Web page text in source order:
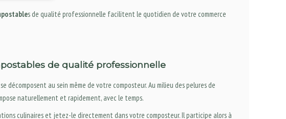
s de qualité professionnelle facilitent le quotidien de votre commerce
de qualité professionnelle
décomposent au sein même de votre composteur. Au milieu des pelures de
naturellement et rapidement, avec le temps.
culinaires et jetez-le directement dans votre composteur. Il participe alors à